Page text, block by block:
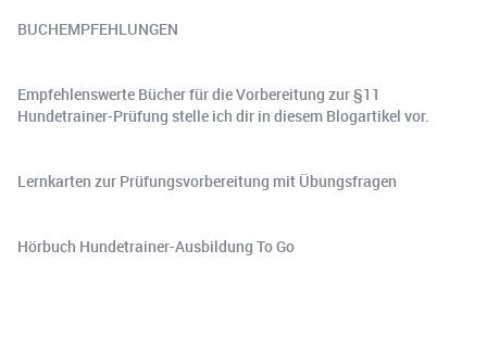
BUCHEMPFEHLUNGEN
Empfehlenswerte Bücher für die Vorbereitung zur §11
Hundetrainer-Prüfung stelle ich dir in ⁠diesem Blogartikel⁠ vor.
⁠Lernkarten zur Prüfungsvorbereitung mit Übungsfragen⁠
⁠Hörbuch Hundetrainer-Ausbildung To Go⁠